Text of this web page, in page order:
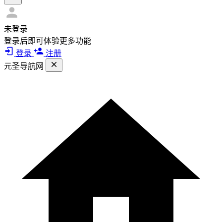
未登录
登录后即可体验更多功能
登录
注册
元圣导航网